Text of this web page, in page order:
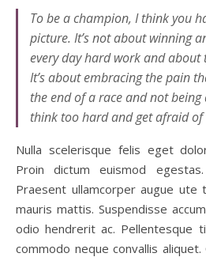
To be a champion, I think you
picture. It’s not about winning
every day hard work and about
It’s about embracing the pain
the end of a race and not
think too hard and get afraid of
Nulla scelerisque felis eget
Proin dictum euismod
Praesent ullamcorper augue ute
mauris mattis. Suspendisse
odio hendrerit ac. Pellentesque
commodo neque convallis